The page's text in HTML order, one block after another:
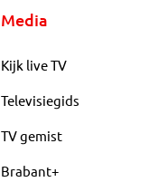
Media
Kijk live TV
Televisiegids
TV gemist
Brabant+